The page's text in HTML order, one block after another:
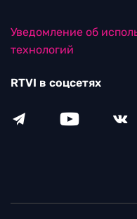
Уведомление об
технологий
RTVI в соцсетях